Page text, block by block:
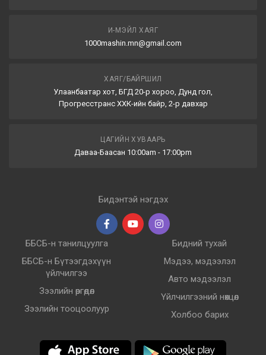
И-МЭЙЛ ХАЯГ
1000mashin.mn@gmail.com
ХАЯГ/БАЙРШИЛ
Улаанбаатар хот, БГД 20-р хороо, Дунд гол,
Прогресстранс ХХК-ийн байр, 2-р давхар
ЦАГИЙН ХУВААРЬ
Даваа-Баасан 10:00am - 17:00pm
Бидэнтэй нэгдэх
ББСБ-н танилцуулга
ББСБ-н Бүтээгдэхүүн
үйлчилгээ
Зээлийн өргөдөл
Зээлийн тооцоолуур
Бидний тухай
Мэдээ, мэдээлэл
Авто мэдээлэл
Үйлчилгээний нөхцөл
Холбоо барих